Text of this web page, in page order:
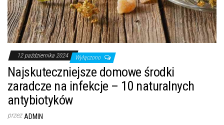
12 października 2024 Wyłączono
Najskuteczniejsze domowe środki
zaradcze na infekcje – 10 naturalnych
antybiotyków
przez ADMIN